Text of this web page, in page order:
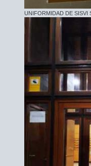
UNIFORMIDAD DE SISVI